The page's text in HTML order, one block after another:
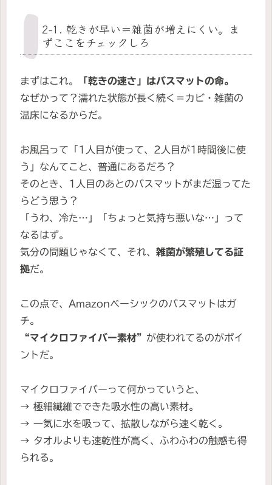
2-1. 乾きが早い＝雑菌が増えにくい。ま
ずここをチェックしろ
まずはこれ。
「乾きの速さ」はバスマットの命。
なぜかって？濡れた状態が長く続く＝カビ・雑菌の
温床になるからだ。
お風呂って「1人目が使って、2人目が1時間後に使
う」なんてこと、普通にあるだろ？
そのとき、1人目のあとのバスマットがまだ湿ってた
らどう思う？
「うわ、冷た…」「ちょっと気持ち悪いな…」って
なるはず。
気分の問題じゃなくて、それ、 雑菌が繁殖してる証
拠だ。
この点で、Amazonベーシックのバスマットはガ
チ。
“マイクロファイバー素材” が使われてるのがポイ
ントだ。
マイクロファイバーって何かっていうと、
→ 極細繊維でできた吸水性の高い素材。
→ 一気に水を吸って、拡散しながら速く乾く。
→ タオルよりも速乾性が高く、ふわふわの触感も得
られる。